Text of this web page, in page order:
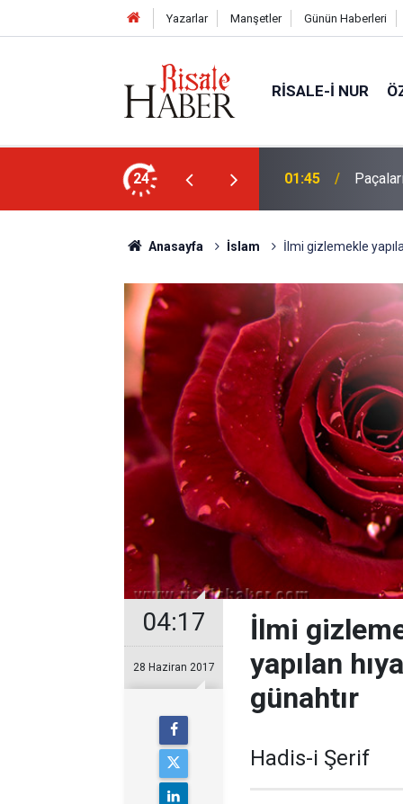
Yazarlar Manşetler Günün Haberleri
RISALE-I NUR
24
mahvolmasını düşünmesi, insanın ruhunu
01:45
Anasayfa İslam İlmi gizlemekle
04:17
28 Haziran 2017
İlmi
yapılan
günahtır
Hadis-i Şerif